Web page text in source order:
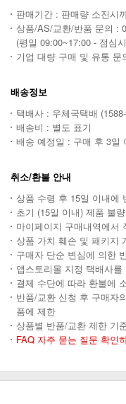
판매기간 : 판매량 소진시
상품/AS/교환/반품 문의 :
(평일 09:00~17:00 - 점심
기업 대량 구매 및 유통 문
배송정보
택배사 : 우체국택배
배송비 : 별도 표기
배송 예정일 : 구매 후 3일
취소/환불 안내
상품 수령 후 15일 이내에
초기 (15일 이내) 제품 불
마이페이지 구매내역에서
상품 가치 훼손 및 패키지
구매자 단순 변심에 의한
앱스토리몰 지정 택배사
결제 수단에 따라 환불에
반품/교환 신청 후 구매자
품에 제한
상품별 반품/교환 제한 기
FAQ 자주 묻는 질문 확인